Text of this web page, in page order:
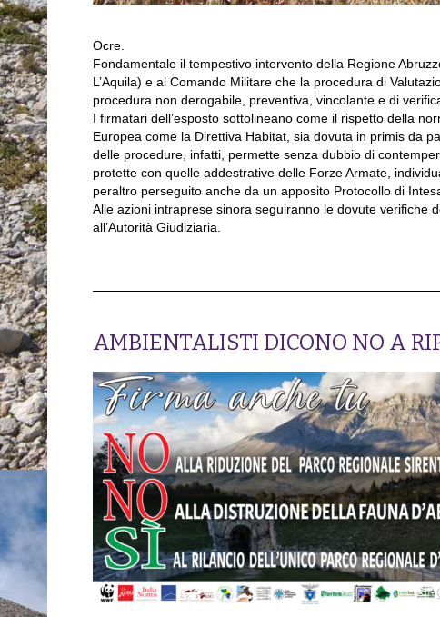
Ocre.
Fondamentale il tempestivo intervento della Regione
L’Aquila) e al Comando Militare che la procedura di
procedura non derogabile, preventiva, vincolante e di
I firmatari dell’esposto sottolineano come il rispetto della
Europea come la Direttiva Habitat, sia dovuta in primis da
delle procedure, infatti, permette senza dubbio di
protette con quelle addestrative delle Forze Armate,
peraltro perseguito anche da un apposito Protocollo di
Alle azioni intraprese sinora seguiranno le dovute verifiche
all’Autorità Giudiziaria.
AMBIENTALISTI DICONO NO A